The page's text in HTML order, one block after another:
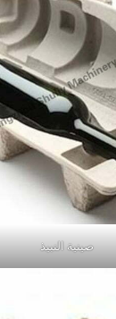
صينية النبيذ